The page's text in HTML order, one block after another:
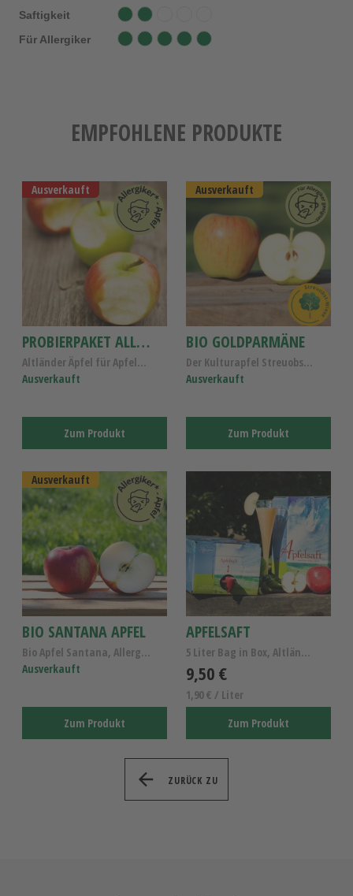
Saftigkeit
Für Allergiker
EMPFOHLENE PRODUKTE
Ausverkauft
PROBIERPAKET ALLERGIKER-ÄPFEL 4 SORTEN
Altländer Äpfel für Apfelallergiker, Probierpaket ...
Ausverkauft
Zum Produkt
Ausverkauft
BIO GOLDPARMÄNE
Der Kulturapfel Streuobstwiese , Alte Apfelsorte f...
Ausverkauft
Zum Produkt
Ausverkauft
BIO SANTANA APFEL
Bio Apfel Santana, Allergiker Apfel Kl.I DE-ÖKO-006
Ausverkauft
Zum Produkt
APFELSAFT
5 Liter Bag in Box, Altländer Apfelsaft naturtrüb
9,50 €
1,90 € / Liter
Zum Produkt
ZURÜCK ZU